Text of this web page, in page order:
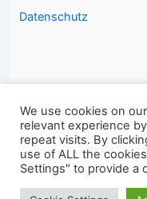
Datenschutz
Copyright ©
We use cookies on
relevant experience
repeat visits. By
use of ALL the
Settings" to provide a